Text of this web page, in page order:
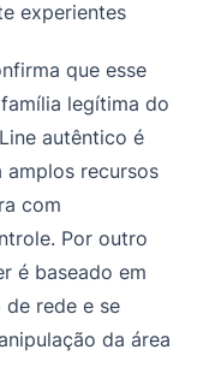
experientes
que esse
legítima do
autêntico é
amplos recursos
com
Por outro
é baseado em
de rede e se
da área